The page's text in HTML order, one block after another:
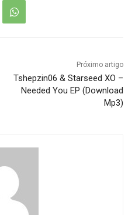
Próximo artigo
Tshepzin06 & Starseed XO –
Needed You EP (Download
Mp3)